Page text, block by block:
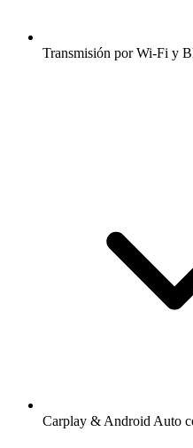
Transmisión por Wi-Fi y
Carplay & Android Auto